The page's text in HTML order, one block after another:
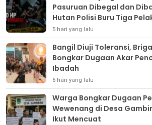
Pasuruan Dibegal dan
Hutan Polisi Buru Tiga
5 hari yang lalu
Bangil Diuji Toleransi,
Bongkar Dugaan Akar
Ibadah
6 hari yang lalu
Warga Bongkar Dugaan
Wewenang di Desa
Ikut Mencuat